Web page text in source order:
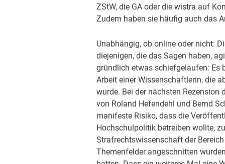
ZStW, die GA oder die wistra auf
Zudem haben sie häufig auch das
Unabhängig, ob online oder nicht:
diejenigen, die das Sagen haben,
gründlich etwas schiefgelaufen: Es
Arbeit einer Wissenschaftlerin, die
wurde. Bei der nächsten Rezension
von Roland Hefendehl und Bernd
manifeste Risiko, dass die
Hochschulpolitik betreiben wollte,
Strafrechtswissenschaft der
Themenfelder angeschnitten